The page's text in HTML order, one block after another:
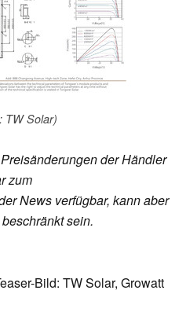
TW Solar)
der Händler
zum
News verfügbar, kann aber
sein.
Bild: TW Solar, Growatt